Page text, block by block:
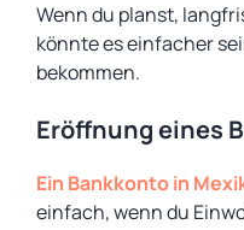
Wenn du planst,
könnte es einfacher
bekommen.
Eröffnung eines
Ein Bankkonto in
einfach, wenn du